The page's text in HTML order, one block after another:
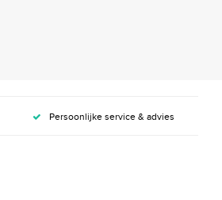
Persoonlijke service & advies